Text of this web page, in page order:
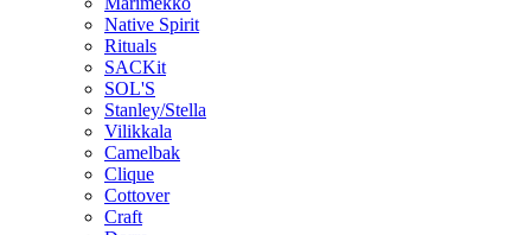
Native Spirit
Rituals
SACKit
SOL'S
Stanley/Stella
Vilikkala
Camelbak
Clique
Cottover
Craft